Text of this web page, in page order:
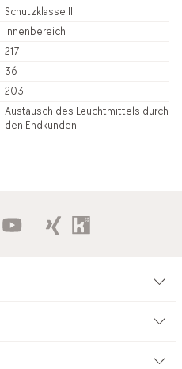
Schutzklasse II
Innenbereich
217
36
203
Austausch des Leuchtmittels durch
den Endkunden